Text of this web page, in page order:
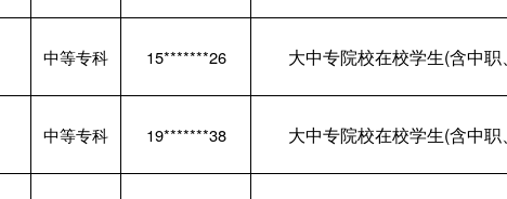
中等专科 15*******26 大中专院校在校学生(含中职
中等专科 19*******38 大中专院校在校学生(含中职